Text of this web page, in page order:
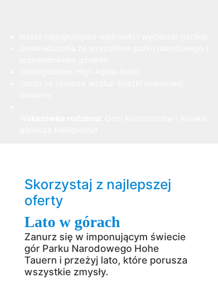
Skorzystaj z najlepszej
oferty
Lato w górach
Zanurz się w imponującym świecie
gór Parku Narodowego Hohe
Tauern i przeżyj lato, które porusza
wszystkie zmysły.